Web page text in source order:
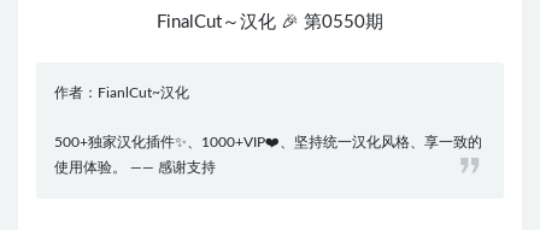
FinalCut～汉化 🎉 第0550期
作者：FianlCut~汉化
500+独家汉化插件✨、1000+VIP❤️、坚持统一汉化风格、享一致的
使用体验。 —— 感谢支持